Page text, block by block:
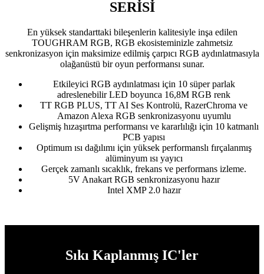
SERİSİ
En yüksek standarttaki bileşenlerin kalitesiyle inşa edilen
TOUGHRAM RGB, RGB ekosisteminizle zahmetsiz
senkronizasyon için maksimize edilmiş çarpıcı RGB aydınlatmasıyla
olağanüstü bir oyun performansı sunar.
Etkileyici RGB aydınlatması için 10 süper parlak
adreslenebilir LED boyunca 16,8M RGB renk
TT RGB PLUS, TT AI Ses Kontrolü, RazerChroma ve
Amazon Alexa RGB senkronizasyonu uyumlu
Gelişmiş hızaşırtma performansı ve kararlılığı için 10 katmanlı
PCB yapısı
Optimum ısı dağılımı için yüksek performanslı fırçalanmış
alüminyum ısı yayıcı
Gerçek zamanlı sıcaklık, frekans ve performans izleme.
5V Anakart RGB senkronizasyonu hazır
Intel XMP 2.0 hazır
Sıkı Kaplanmış IC'ler